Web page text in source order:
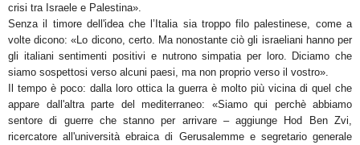
crisi tra Israele e Palestina».
Senza il timore dell'idea che l’Italia sia troppo filo palestinese, come a
volte dicono: «Lo dicono, certo. Ma nonostante ciò gli israeliani hanno per
gli italiani sentimenti positivi e nutrono simpatia per loro. Diciamo che
siamo sospettosi verso alcuni paesi, ma non proprio verso il vostro».
Il tempo è poco: dalla loro ottica la guerra è molto più vicina di quel che
appare dall'altra parte del mediterraneo: «Siamo qui perchè abbiamo
sentore di guerre che stanno per arrivare – aggiunge Hod Ben Zvi,
ricercatore all'università ebraica di Gerusalemme e segretario generale